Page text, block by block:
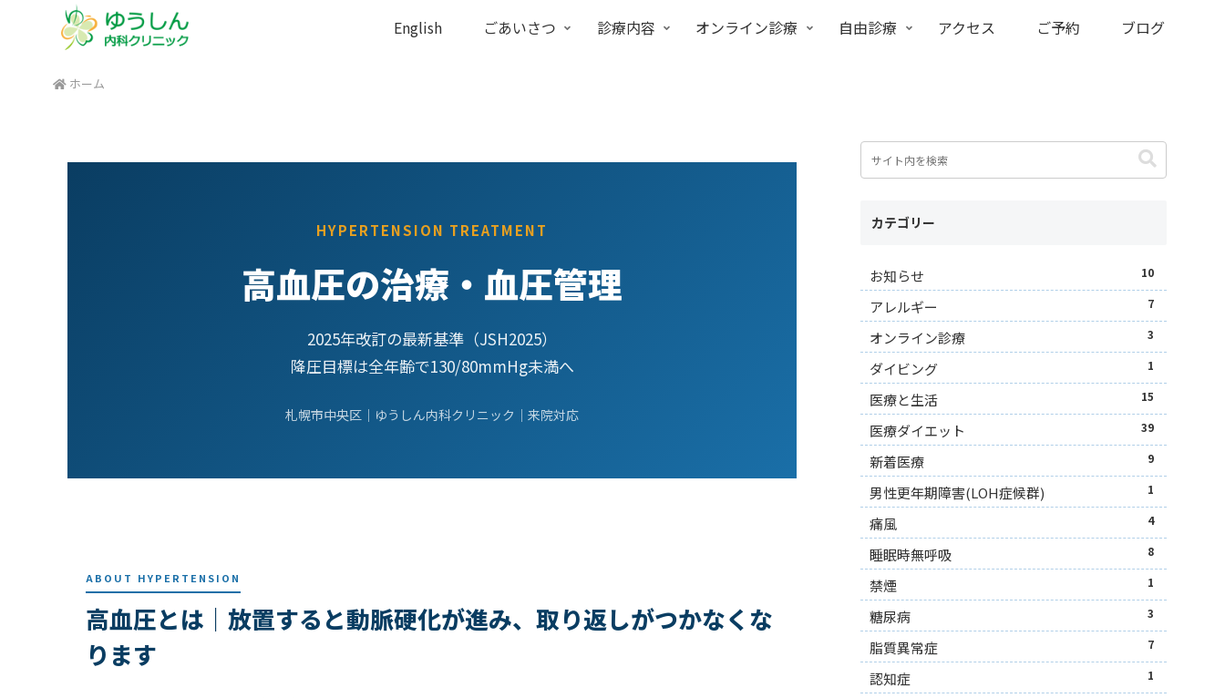
English ごあいさつ 診療内容 オンライン診療 自由診療 アクセス ご予約 ブログ
ホーム
HYPERTENSION TREATMENT
高血圧の治療・血圧管理
2025年改訂の最新基準（JSH2025）
降圧目標は全年齢で130/80mmHg未満へ
札幌市中央区｜ゆうしん内科クリニック｜来院対応
ABOUT HYPERTENSION
高血圧とは｜放置すると動脈硬化が進み、取り返しがつかなくな
ります
カテゴリー
お知らせ 10
アレルギー 7
オンライン診療 3
ダイビング 1
医療と生活 15
医療ダイエット 39
新着医療 9
男性更年期障害(LOH症候群) 1
痛風 4
睡眠時無呼吸 8
禁煙 1
糖尿病 3
脂質異常症 7
認知症 1